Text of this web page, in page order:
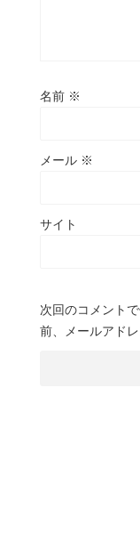
名前 ※
メール ※
サイト
次回のコメント
前、メールアド